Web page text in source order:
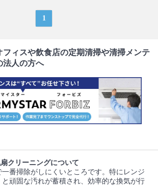
1
フィスや飲食店の定期清掃や清掃メンテ
法人の方へ
クリーニングについて
番掃除がしにくいところです。特にレンジ
頑固な汚れが蓄積され、効率的な換気が行